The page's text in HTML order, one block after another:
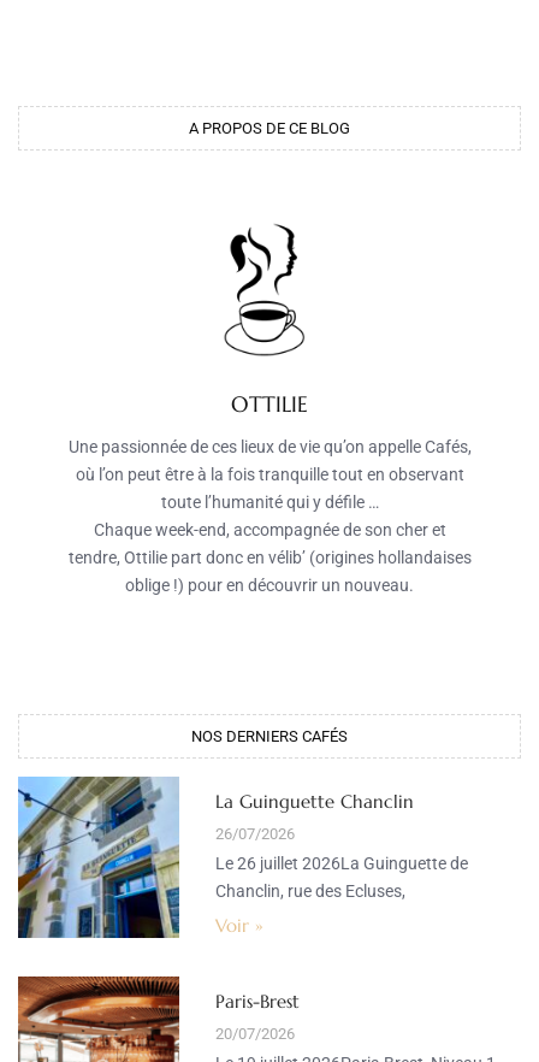
A PROPOS DE CE BLOG
OTTILIE
Une passionnée de ces lieux de vie qu’on appelle Cafés,
où l’on peut être à la fois tranquille tout en observant
toute l’humanité qui y défile …
Chaque week-end, accompagnée de son cher et
tendre, Ottilie part donc en vélib’ (origines hollandaises
oblige !) pour en découvrir un nouveau.
NOS DERNIERS CAFÉS​
La Guinguette Chanclin
26/07/2026
Le 26 juillet 2026La Guinguette de
Chanclin, rue des Ecluses,
Voir »
Paris-Brest
20/07/2026